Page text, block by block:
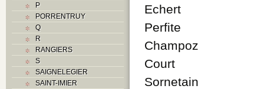
P
PORRENTRUY
Q
R
RANGIERS
S
SAIGNELEGIER
SAINT-IMIER
Echert
Perfite
Champoz
Court
Sornetain